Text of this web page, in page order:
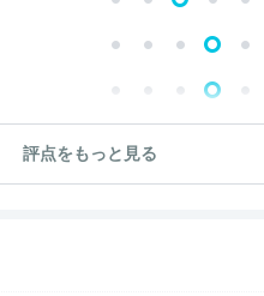
評点をもっと見る